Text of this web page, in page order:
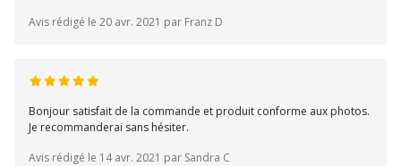
Avis rédigé le 20 avr. 2021 par Franz D
Bonjour satisfait de la commande et produit conforme aux photos.
Je recommanderai sans hésiter.
Avis rédigé le 14 avr. 2021 par Sandra C